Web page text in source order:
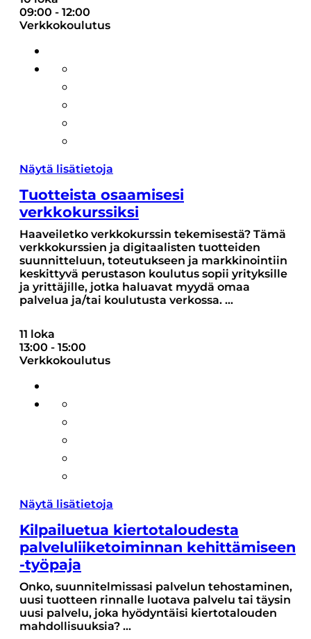
09:00 - 12:00
Verkkokoulutus
Näytä lisätietoja
Tuotteista osaamisesi
verkkokurssiksi
Haaveiletko verkkokurssin tekemisestä? Tämä
verkkokurssien ja digitaalisten tuotteiden
suunnitteluun, toteutukseen ja markkinointiin
keskittyvä perustason koulutus sopii yrityksille
ja yrittäjille, jotka haluavat myydä omaa
palvelua ja/tai koulutusta verkossa. ...
11 loka
13:00 - 15:00
Verkkokoulutus
Näytä lisätietoja
Kilpailuetua kiertotaloudesta
palveluliiketoiminnan kehittämiseen
-työpaja
Onko, suunnitelmissasi palvelun tehostaminen,
uusi tuotteen rinnalle luotava palvelu tai täysin
uusi palvelu, joka hyödyntäisi kiertotalouden
mahdollisuuksia? ...